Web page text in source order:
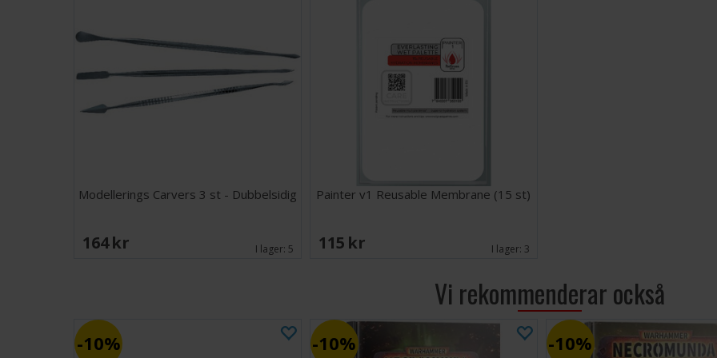
Modellerings Carvers 3 st - Dubbelsidig
164 SEK I lager: 5
Painter v1 Reusable Membrane (15 st)
115 SEK I lager: 3
Vi rekommenderar också
10% 10% 10%